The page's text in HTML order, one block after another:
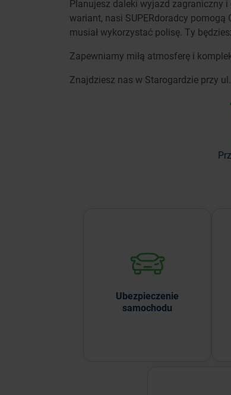
Planujesz daleki wyjazd zagraniczny
wariant, nasi SUPERdoradcy
musiał wykorzystać polisę. Ty
Zapewniamy miłą atmosferę i
Znajdziesz nas w Starogardzie przy
Ubezpieczenie
samochodu
ubezpieczeń OC, AC,
NNW i assistance.